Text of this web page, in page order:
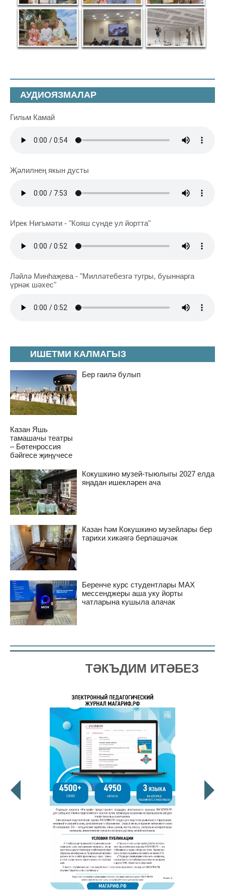
ИШЕТМИ КАЛМАГЫЗ
Бер гаилә булып
Казан Яшь
тамашачы театры
– Бөтенроссия
бәйгесе җиңүчесе
Кокушкино музей-тыюлыгы 2027 елда
яңадан ишекләрен ача
Казан һәм Кокушкино музейлары бер
тарихи хикәягә берләшәчәк
Беренче курс студентлары MAX
мессенджеры аша уку йорты
чатларына кушыла алачак
АУДИОЯЗМАЛАР
Гильм Камай
Җәлилнең якын дусты
Ирек Нигъмәти - "Кояш сүнде ул йортта"
Ләйлә Минһаҗева - "Милләтебезгә тугры, буыннарга
үрнәк шәхес"
ТӘКЪДИМ ИТӘБЕЗ